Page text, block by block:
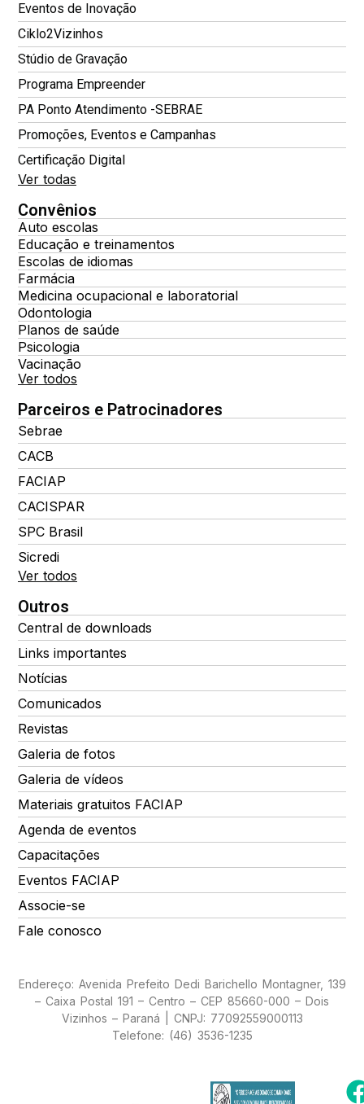
Eventos de Inovação
Ciklo2Vizinhos
Stúdio de Gravação
Programa Empreender
PA Ponto Atendimento -SEBRAE
Promoções, Eventos e Campanhas
Certificação Digital
Ver todas
Convênios
Auto escolas
Educação e treinamentos
Escolas de idiomas
Farmácia
Medicina ocupacional e laboratorial
Odontologia
Planos de saúde
Psicologia
Vacinação
Ver todos
Parceiros e Patrocinadores
Sebrae
CACB
FACIAP
CACISPAR
SPC Brasil
Sicredi
Ver todos
Outros
Central de downloads
Links importantes
Notícias
Comunicados
Revistas
Galeria de fotos
Galeria de vídeos
Materiais gratuitos FACIAP
Agenda de eventos
Capacitações
Eventos FACIAP
Associe-se
Fale conosco
Endereço: Avenida Prefeito Dedi Barichello Montagner, 139
– Caixa Postal 191 – Centro – CEP 85660-000 – Dois
Vizinhos – Paraná | CNPJ: 77092559000113
Telefone: (46) 3536-1235